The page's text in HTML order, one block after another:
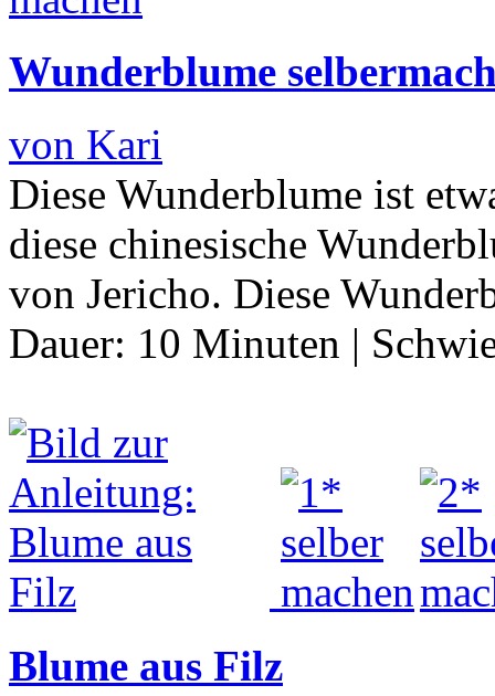
Wunderblume
von Kari
Diese Wunderblume ist
diese chinesische
von Jericho. Diese
Dauer: 10 Minuten |
Blume aus Filz